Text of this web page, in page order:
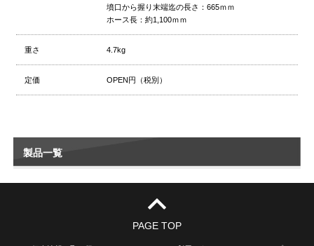
墳口から握り末端迄の長さ：665ｍｍ
ホース長：約1,100ｍｍ
重さ 4.7kg
定価 OPEN円（税別）
製品一覧
PAGE TOP